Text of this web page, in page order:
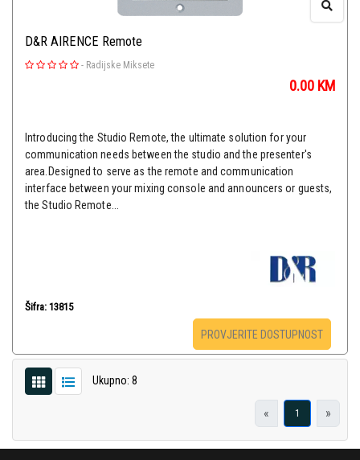
D&R AIRENCE Remote
- Radijske Miksete
0.00 KM
Introducing the Studio Remote, the ultimate solution for your
communication needs between the studio and the presenter's
area.Designed to serve as the remote and communication
interface between your mixing console and announcers or guests,
the Studio Remote...
Šifra: 13815
PROVJERITE DOSTUPNOST
Ukupno: 8
« 1 »